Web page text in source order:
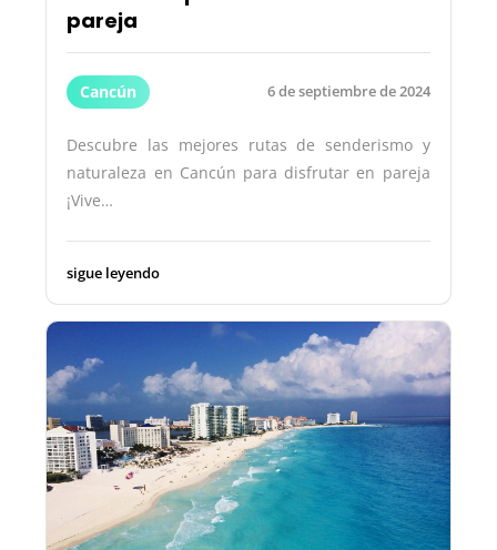
pareja
Cancún 6 de septiembre de 2024
Descubre las mejores rutas de senderismo y
naturaleza en Cancún para disfrutar en pareja
¡Vive…
sigue leyendo